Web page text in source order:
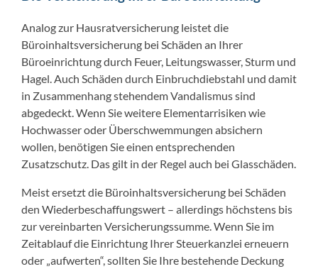
Analog zur Hausratversicherung leistet die
Büroinhaltsversicherung bei Schäden an Ihrer
Büroeinrichtung durch Feuer, Leitungswasser, Sturm und
Hagel. Auch Schäden durch Einbruchdiebstahl und damit
in Zusammenhang stehendem Vandalismus sind
abgedeckt. Wenn Sie weitere Elementarrisiken wie
Hochwasser oder Überschwemmungen absichern
wollen, benötigen Sie einen entsprechenden
Zusatzschutz. Das gilt in der Regel auch bei Glasschäden.
Meist ersetzt die Büroinhaltsversicherung bei Schäden
den Wiederbeschaffungswert – allerdings höchstens bis
zur vereinbarten Versicherungssumme. Wenn Sie im
Zeitablauf die Einrichtung Ihrer Steuerkanzlei erneuern
oder „aufwerten“, sollten Sie Ihre bestehende Deckung